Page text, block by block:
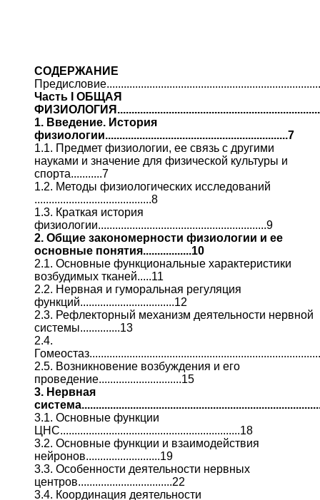
СОДЕРЖАНИЕ
Часть I ОБЩАЯ
1. Введение. История
физиологии................................................................7
1.1. Предмет физиологии, ее связь с другими
науками и значение для физической культуры и
спорта...........7
1.2. Методы физиологических исследований
.........................................8
1.3. Краткая история
физиологии...........................................................9
2. Общие закономерности физиологии и ее
основные понятия.................10
2.1. Основные функциональные характеристики
возбудимых тканей.....11
2.2. Нервная и гуморальная регуляция
функций.................................12
2.3. Рефлекторный механизм деятельности нервной
системы..............13
2.4.
2.5. Возникновение возбуждения и его
проведение.............................15
3. Нервная
3.1. Основные функции
ЦНС...............................................................18
3.2. Основные функции и взаимодействия
нейронов..........................19
3.3. Особенности деятельности нервных
центров.................................22
3.4. Координация деятельности